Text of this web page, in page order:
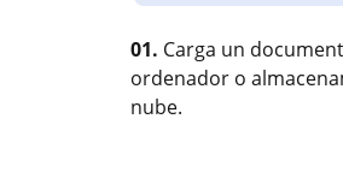
01. Carga un
ordenador o
nube.